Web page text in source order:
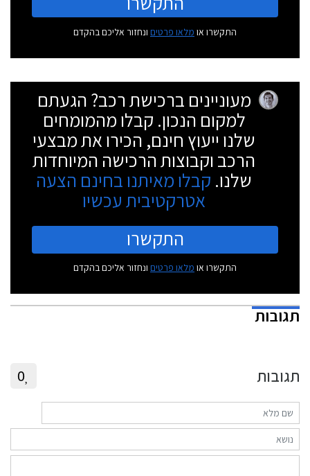
התקשרו או מלאו פרטים ונחזור אליכם בהקדם
מעוניינים ברכישת רכב? הגעתם
למקום הנכון. קבלו מהמומחים
שלנו ייעוץ חינם, הכירו את מבצעי
הרכב וקבוצות הרכישה המיוחדות
שלנו. קבלו מאיתנו בחינם הצעה
אטרקטיבית עכשיו
התקשרו
התקשרו או מלאו פרטים ונחזור אליכם בהקדם
תגובות
תגובות 0